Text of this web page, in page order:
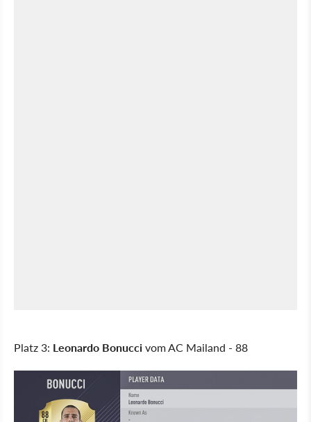
Platz 3: Leonardo Bonuccivom AC Mailand - 88